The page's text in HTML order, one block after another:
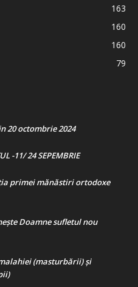
163
160
160
79
20 octombrie 2024
-11/ 24 SEPEMBRIE
primei mănăstiri ortodoxe
Doamne sufletul nou
(masturbării) şi